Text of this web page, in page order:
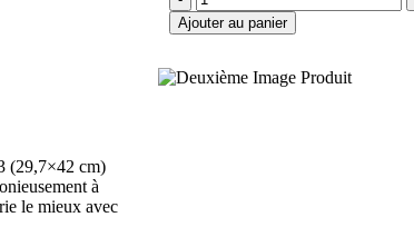
Ajouter au panier
(29,7×42 cm)
à
le mieux avec